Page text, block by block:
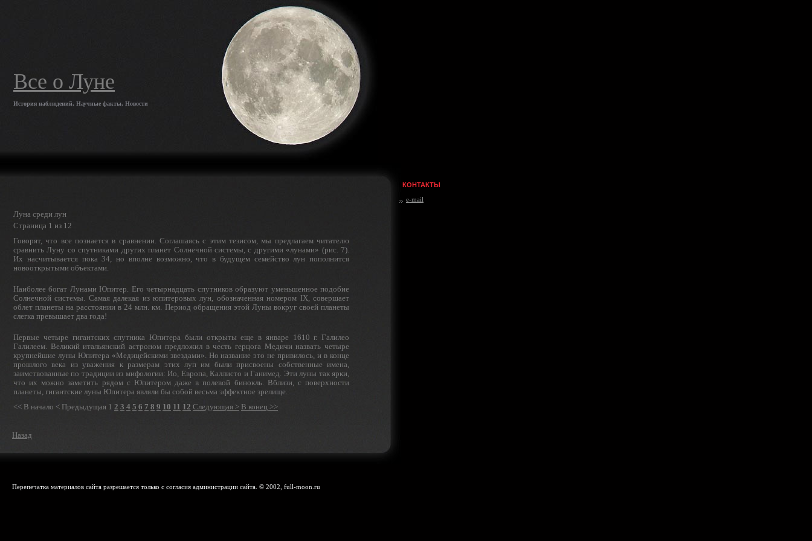
Все о Луне
История наблюдений, Научные факты, Новости
Луна среди лун
Страница 1 из 12
Говорят, что все познается в сравнении. Соглашаясь с этим тезисом, мы предлагаем читателю
сравнить Луну со спутниками других планет Солнечной системы, с другими «лунами» (рис. 7).
Их насчитывается пока 34, но вполне воз­можно, что в будущем семейство лун пополнится
новоот­крытыми объектами.
Наиболее богат Лунами Юпитер. Его четырнадцать спут­ников образуют уменьшенное подобие
Солнечной системы. Самая далекая из юпитеровых лун, обозначенная номером IX, совершает
облет планеты на расстоянии в 24 млн. км. Период обращения этой Луны вокруг своей планеты
слегка превышает два года!
Первые четыре гигантских спутника Юпитера были открыты еще в январе 1610 г. Галилео
Галилеем. Великий итальянский астроном предложил в честь герцога Медичи назвать четыре
крупнейшие луны Юпитера «Медицейскими звездами». Но название это не привилось, и в конце
прошлого века из уважения к размерам этих луп им были присвоены собственные имена,
заимствованные по традиции из мифо­логии: Ио, Европа, Каллисто и Ганимед. Эти луны так яр­ки,
что их можно заметить рядом с Юпитером даже в по­левой бинокль. Вблизи, с поверхности
планеты, гигантские луны Юпитера являли бы собой весьма эффектное зре­лище.
<< В начало < Предыдущая 1 2 3 4 5 6 7 8 9 10 11 12 Следующая > В конец >>
Назад
КОНТАКТЫ
e-mail
Перепечатка материалов сайта разрешается только с согласия администрации сайта. © 2002, full-moon.ru